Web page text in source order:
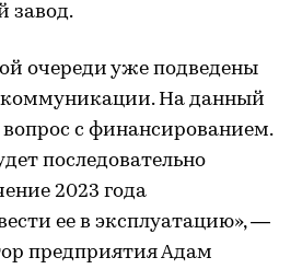
завод.
очереди уже подведены
коммуникации. На данный
с финансированием.
последовательно
2023 года
ее в эксплуатацию», —
предприятия Адам